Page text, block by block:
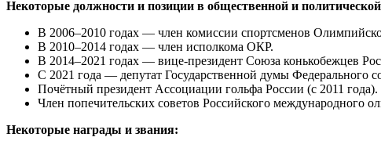
Некоторые должности и позиции в общественной и политической
В 2006–2010 годах — член комиссии спортсменов
В 2010–2014 годах — член исполкома ОКР.
В 2014–2021 годах — вице-президент Союза конькобежцев
С 2021 года — депутат Государственной думы Федерального
Почётный президент Ассоциации гольфа России (с 2011 года).
Член попечительских советов Российского международного
Некоторые награды и звания: